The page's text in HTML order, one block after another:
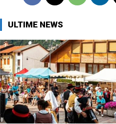
ULTIME NEWS